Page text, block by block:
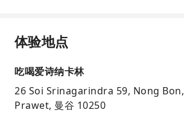
体验地点
吃喝爱诗纳卡林
26 Soi Srinagarindra 59, Nong Bon,
Prawet, 曼谷 10250